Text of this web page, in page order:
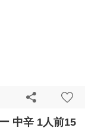
中辛 1人前15